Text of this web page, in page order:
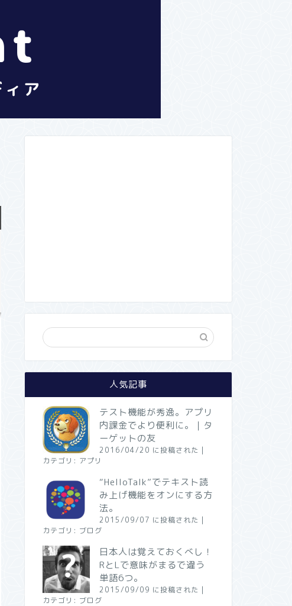
人気記事
テスト機能が秀逸。アプリ
内課金でより便利に。｜タ
ーゲットの友
2016/04/20 に投稿された |
カテゴリ: アプリ
“HelloTalk”でテキスト読
み上げ機能をオンにする方
法。
2015/09/07 に投稿された |
カテゴリ: ブログ
日本人は覚えておくべし！
RとLで意味がまるで違う
単語6つ。
2015/09/09 に投稿された |
カテゴリ: ブログ